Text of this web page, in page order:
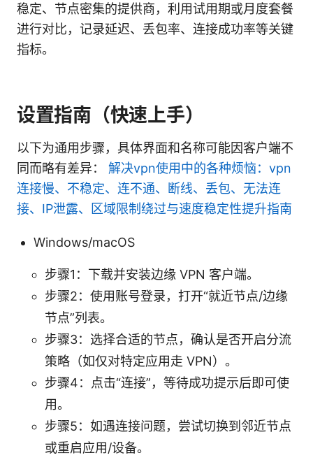
稳定、节点密集的提供商，利用试用期或月度套餐
进行对比，记录延迟、丢包率、连接成功率等关键
指标。
设置指南（快速上手）
以下为通用步骤，具体界面和名称可能因客户端不
同而略有差异： 解决vpn使用中的各种烦恼：vpn
连接慢、不稳定、连不通、断线、丢包、无法连
接、IP泄露、区域限制绕过与速度稳定性提升指南
Windows/macOS
步骤1：下载并安装边缘 VPN 客户端。
步骤2：使用账号登录，打开“就近节点/边缘
节点”列表。
步骤3：选择合适的节点，确认是否开启分流
策略（如仅对特定应用走 VPN）。
步骤4：点击“连接”，等待成功提示后即可使
用。
步骤5：如遇连接问题，尝试切换到邻近节点
或重启应用/设备。